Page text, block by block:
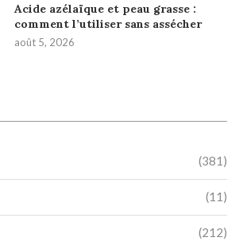
Acide azélaïque et peau grasse :
comment l’utiliser sans assécher
août 5, 2026
(381)
(11)
(212)